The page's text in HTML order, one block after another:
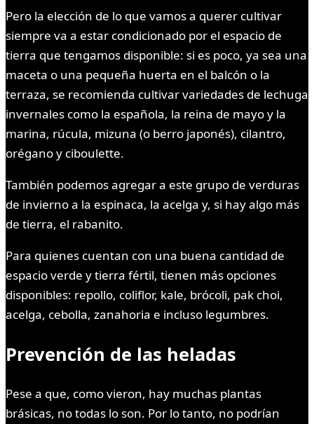
Pero la elección de lo que vamos a querer cultivar
siempre va a estar condicionado por el espacio de
tierra que tengamos disponible: si es poco, ya sea una
maceta o una pequeña huerta en el balcón o la
terraza, se recomienda cultivar variedades de lechuga
invernales como la española, la reina de mayo y la
marina, rúcula, mizuna (o berro japonés), cilantro,
orégano y ciboulette.
También podemos agregar a este grupo de verduras
de invierno a la espinaca, la acelga y, si hay algo más
de tierra, el rabanito.
Para quienes cuentan con una buena cantidad de
espacio verde y tierra fértil, tienen más opciones
disponibles: repollo, coliflor, kale, brócoli, pak choi,
acelga, cebolla, zanahoria e incluso legumbres.
Prevención de las heladas
Pese a que, como vieron, hay muchas plantas
brásicas, no todas lo son. Por lo tanto, no podrían